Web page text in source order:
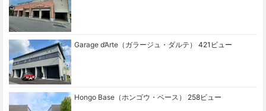
Garage d’Arte（ガラージュ・ダルテ） 421ビュー
Hongo Base（ホンゴウ・ベース） 258ビュー